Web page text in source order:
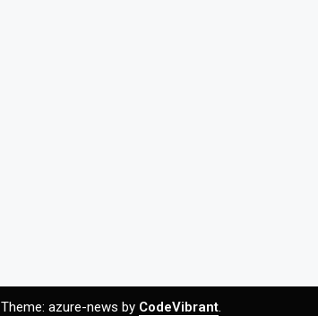
Theme: azure-news by CodeVibrant.